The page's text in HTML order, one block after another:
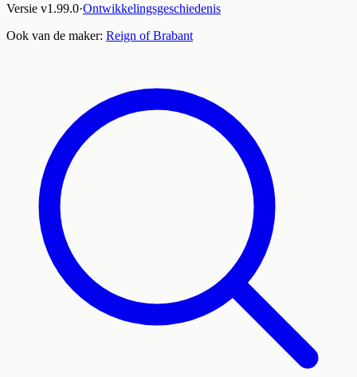
Versie v1.99.0·Ontwikkelingsgeschiedenis
Ook van de maker: Reign of Brabant